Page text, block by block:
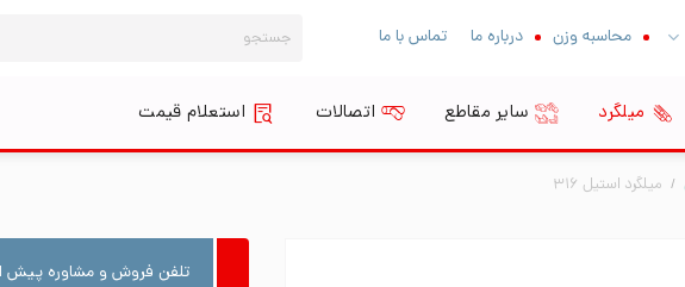
محاسبه وزن درباره ما تماس با ما
برای:
میلگرد سایر مقاطع اتصالات استعلام قیمت
/ میلگرد استیل ۳۱۶
تلفن فروش و مشاوره پیش